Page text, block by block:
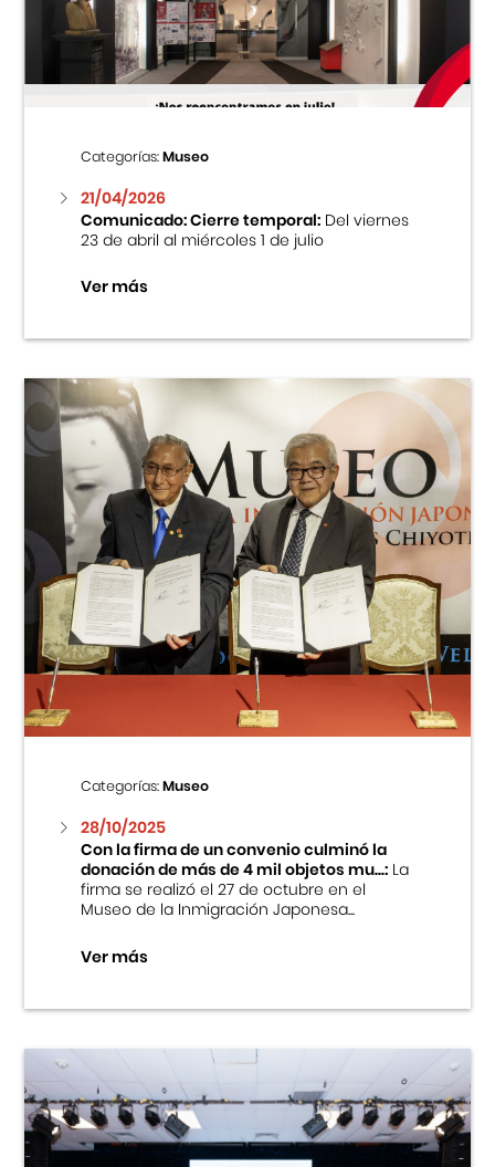
Centro Cultural Peruano Japonés
Museo de la Inmigración Japonesa
Fondo Editorial
Teatro Peruano Japonés
Categorías:Museo
21/04/2026
Comunicado: Cierre temporal:Del viernes
23 de abril al miércoles 1 de julio
Ver más
Categorías:Museo
28/10/2025
Con la firma de un convenio culminó la
donación de más de 4 mil objetos mu...:La
firma se realizó el 27 de octubre en el
Museo de la Inmigración Japonesa...
Ver más